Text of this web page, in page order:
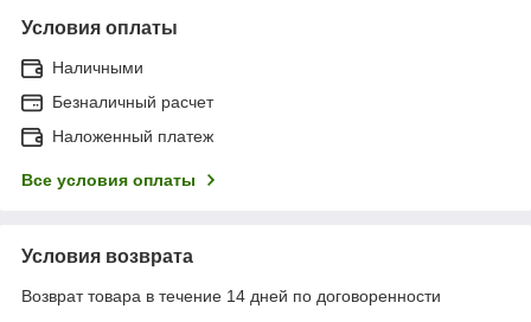
Условия оплаты
Наличными
Безналичный расчет
Наложенный платеж
Все условия оплаты
Условия возврата
Возврат товара в течение 14 дней по договоренности